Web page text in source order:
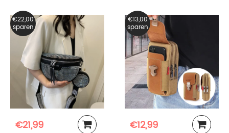
€22,00
sparen
€21,99
€13,00
sparen
€12,99